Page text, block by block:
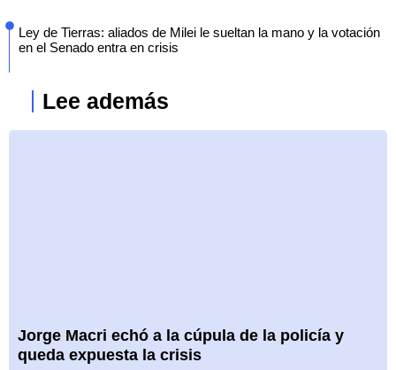
Ley de Tierras: aliados de Milei le sueltan la mano y la votación
en el Senado entra en crisis
Lee además
Jorge Macri echó a la cúpula de la policía y
queda expuesta la crisis